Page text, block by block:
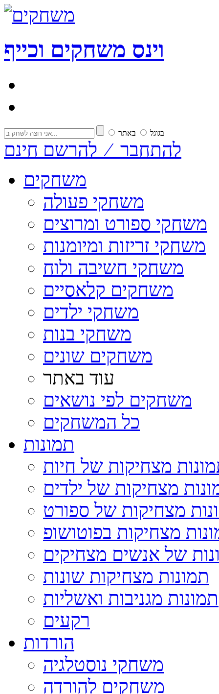
וינס משחקים וכייף
בגוגל באתר
להתחבר ⁄ להרשם חינם
משחקים
משחקי פעולה
משחקי ספורט ומרוצים
משחקי זריזות ומיומנות
משחקי חשיבה ולוח
משחקים קלאסיים
משחקי ילדים
משחקי בנות
משחקים שונים
עוד באתר
משחקים לפי נושאים
כל המשחקים
תמונות
מצחיקות של חיות
מצחיקות של ילדים
מצחיקות של ספורט
מצחיקות בפוטושופ
של אנשים מצחיקים
תמונות מצחיקות שונות
תמונות מגניבות ואשליות
רקעים
הורדות
משחקי נוסטלגיה
משחקים להורדה